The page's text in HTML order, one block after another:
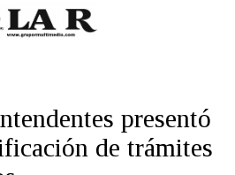
presentó
de trámites